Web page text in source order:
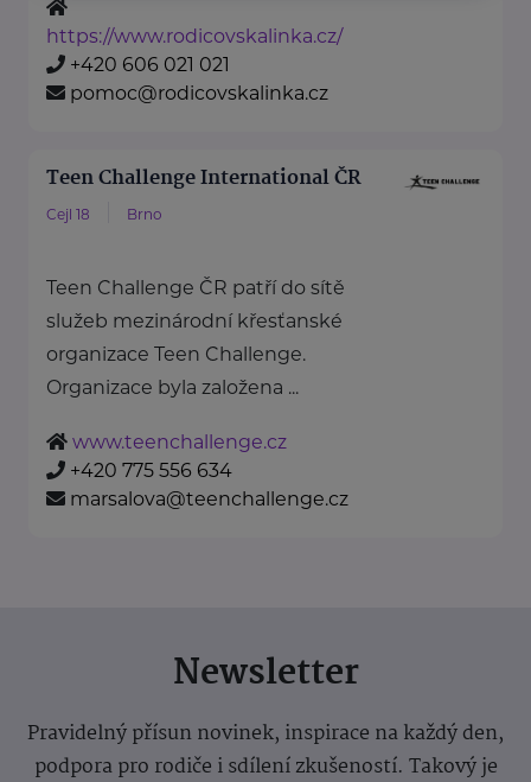
https://www.rodicovskalinka.cz/
+420 606 021 021
pomoc@rodicovskalinka.cz
Teen Challenge International ČR
Cejl 18 Brno
Teen Challenge ČR patří do sítě
služeb mezinárodní křesťanské
organizace Teen Challenge.
Organizace byla založena ...
www.teenchallenge.cz
+420 775 556 634
marsalova@teenchallenge.cz
Newsletter
Pravidelný přísun novinek, inspirace na každý den,
podpora pro rodiče i sdílení zkušeností. Takový je